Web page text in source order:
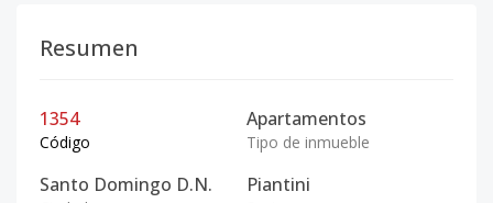
Resumen
1354
Código
Apartamentos
Tipo de inmueble
Santo Domingo D.N. Piantini